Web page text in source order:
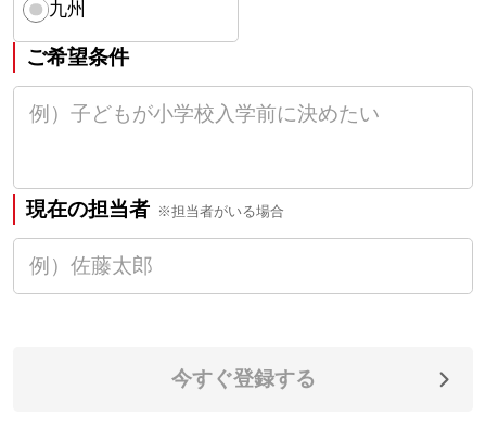
九州
ご希望条件
現在の担当者 ※担当者がいる場合
今すぐ登録する